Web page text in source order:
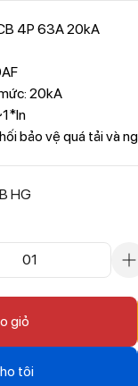
4P 63A 20kA
20kA
bảo vệ quá tải và
HG
01
giỏ
tôi